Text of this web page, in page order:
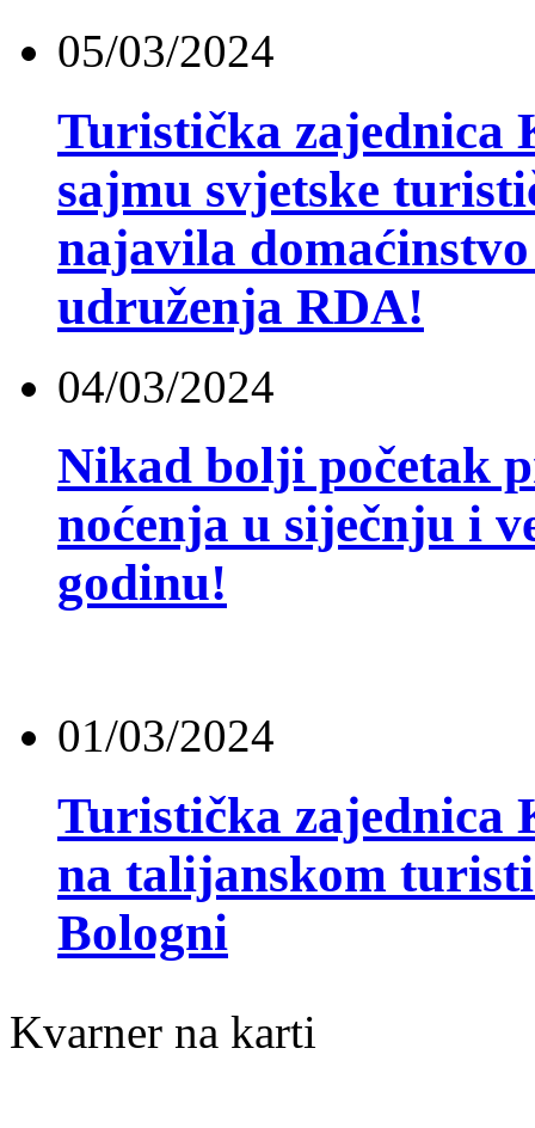
05/03/2024
Turistička zajednica
sajmu svjetske
najavila
udruženja RDA!
04/03/2024
Nikad bolji početak
noćenja u siječnju i
godinu!
01/03/2024
Turistička zajednica
na talijanskom
Bologni
Kvarner na karti